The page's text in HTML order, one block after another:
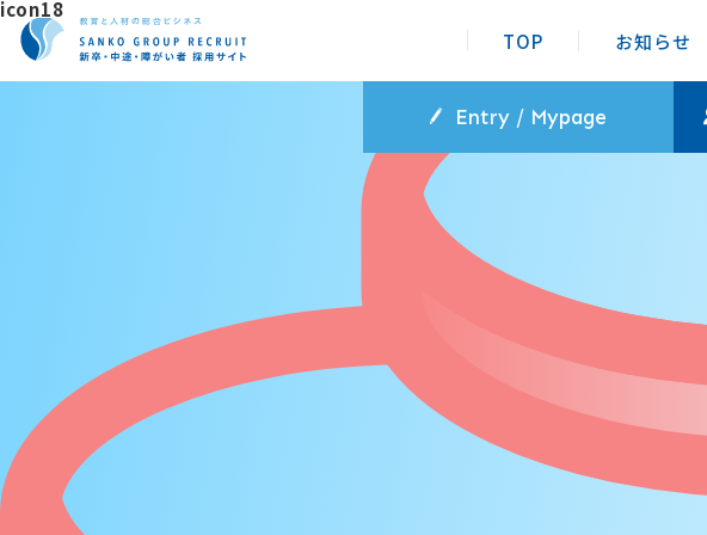
TOP お知らせ
Entry / Mypage
icon18